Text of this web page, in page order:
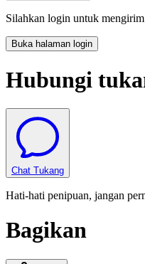
Silahkan login untuk mengirim
Buka halaman login
Hubungi
Chat Tukang
Hati-hati penipuan, jangan
Bagikan